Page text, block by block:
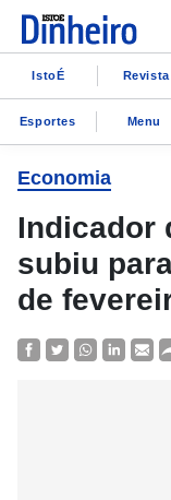
IstoÉ Revista
Esportes Menu
Economia
Indicador
subiu
de